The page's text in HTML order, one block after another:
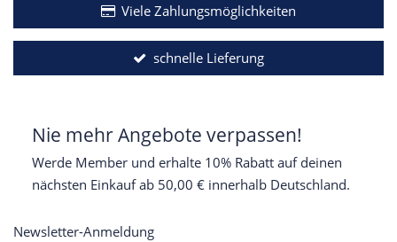
Viele Zahlungsmöglichkeiten
schnelle Lieferung
Nie mehr Angebote verpassen!
Werde Member und erhalte 10% Rabatt auf deinen
nächsten Einkauf ab 50,00 € innerhalb Deutschland.
Newsletter-Anmeldung